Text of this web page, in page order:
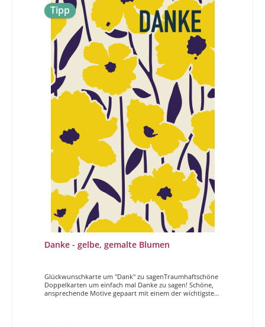
Tipp
Danke - gelbe, gemalte Blumen
Glückwunschkarte um "Dank" zu sagenTraumhaftschöne
Doppelkarten um einfach mal Danke zu sagen! Schöne,
ansprechende Motive gepaart mit einem der wichtigsten